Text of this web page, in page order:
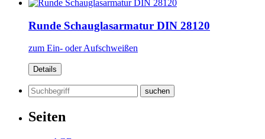
Runde Schauglasarmatur DIN 28120
zum Ein- oder Aufschweißen
Details
Suchen
nach:
Seiten